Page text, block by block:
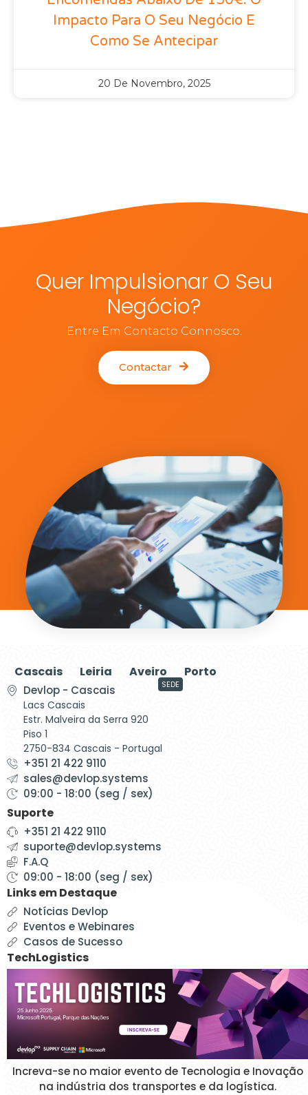
Impacto Para O Seu Negócio E
Como Se Antecipar
20 De Novembro, 2025
Quer Impulsionar O Seu
Negócio?
Entre Em Contacto Connosco.
Contactar
Cascais Leiria Aveiro Porto
Devlop - Cascais
Lacs Cascais
Estr. Malveira da Serra 920
Piso 1
2750-834 Cascais - Portugal
SEDE
+351 21 422 9110
sales@devlop.systems
09:00 - 18:00 (seg / sex)
Suporte
+351 21 422 9110
suporte@devlop.systems
F.A.Q
09:00 - 18:00 (seg / sex)
Links em Destaque
Notícias Devlop
Eventos e Webinares
Casos de Sucesso
TechLogistics
Increva-se no maior evento de Tecnologia e Inovação
na indústria dos transportes e da logística.